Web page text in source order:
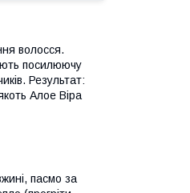
волосся.
посилюючу
Результат:
Алое Віра
пасмо за